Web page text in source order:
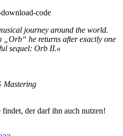
journey around the world.
„Orb“ he returns after exactly one
sequel: Orb II.«
Mastering
der darf ihn auch nutzen!